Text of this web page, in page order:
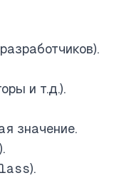
и т.д.).
значение.
).